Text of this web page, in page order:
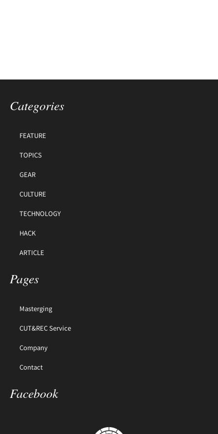
Categories
FEATURE
TOPICS
GEAR
CULTURE
TECHNOLOGY
HACK
ARTICLE
Pages
Masterging
CUT&REC Service
Company
Contact
Facebook